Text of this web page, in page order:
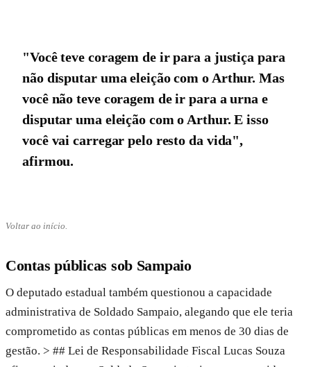
"Você teve coragem de ir para a justiça para
não disputar uma eleição com o Arthur. Mas
você não teve coragem de ir para a urna e
disputar uma eleição com o Arthur. E isso
você vai carregar pelo resto da vida",
afirmou.
Voltar ao início.
Contas públicas sob Sampaio
O deputado estadual também questionou a capacidade
administrativa de Soldado Sampaio, alegando que ele teria
comprometido as contas públicas em menos de 30 dias de
gestão. > ## Lei de Responsabilidade Fiscal Lucas Souza